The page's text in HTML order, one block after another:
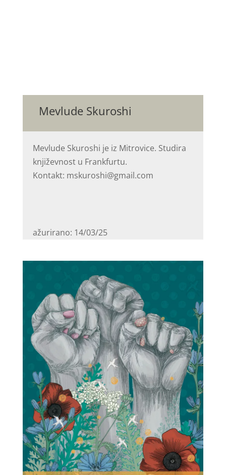
Mevlude Skuroshi
Mevlude Skuroshi je iz Mitrovice. Studira
književnost u Frankfurtu.
Kontakt: mskuroshi@gmail.com
ažurirano: 14/03/25